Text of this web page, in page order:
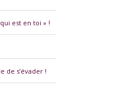
est en toi » !
de s’évader !